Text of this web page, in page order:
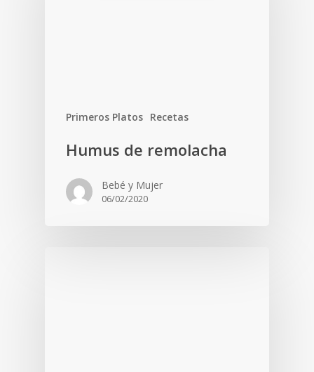
Primeros Platos Recetas
Humus de remolacha
Bebé y Mujer
06/02/2020